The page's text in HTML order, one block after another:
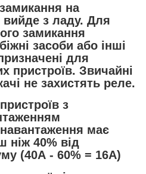
на
вийде з ладу. Для
замикання
засоби або інші
для
пристроїв. Звичайні
не захистять реле.
з
має
ніж 40% від
(40А - 60% = 16А)